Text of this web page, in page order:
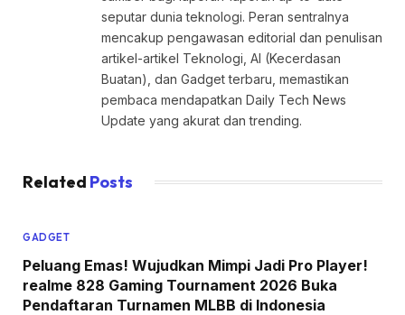
seputar dunia teknologi. Peran sentralnya
mencakup pengawasan editorial dan penulisan
artikel-artikel Teknologi, AI (Kecerdasan
Buatan), dan Gadget terbaru, memastikan
pembaca mendapatkan Daily Tech News
Update yang akurat dan trending.
Related Posts
GADGET
Peluang Emas! Wujudkan Mimpi Jadi Pro Player!
realme 828 Gaming Tournament 2026 Buka
Pendaftaran Turnamen MLBB di Indonesia